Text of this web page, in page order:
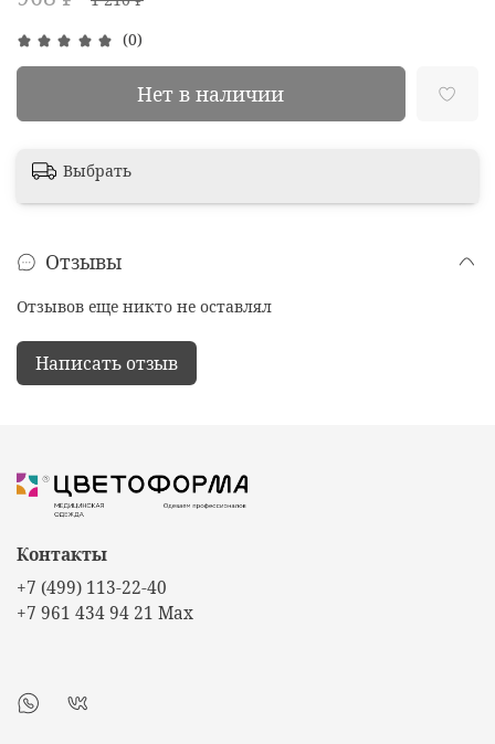
(0)
Нет в наличии
Выбрать
Отзывы
Отзывов еще никто не оставлял
Написать отзыв
Контакты
+7 (499) 113-22-40
+7 961 434 94 21 Max